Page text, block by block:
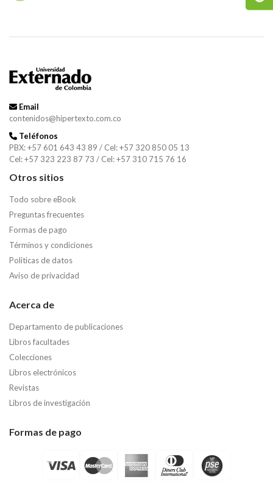
Email
contenidos@hipertexto.com.co
Teléfonos
PBX: +57 601 643 43 89 / Cel: +57 320 850 05 13
Cel: +57 323 223 87 73 / Cel: +57 310 715 76 16
Otros sitios
Todo sobre eBook
Preguntas frecuentes
Formas de pago
Términos y condiciones
Políticas de datos
Aviso de privacidad
Acerca de
Departamento de publicaciones
Libros facultades
Colecciones
Libros electrónicos
Revistas
Libros de investigación
Formas de pago